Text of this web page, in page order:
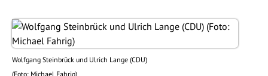
Wolfgang Steinbrück und Ulrich Lange (CDU)
(Foto: Michael Fahrig)